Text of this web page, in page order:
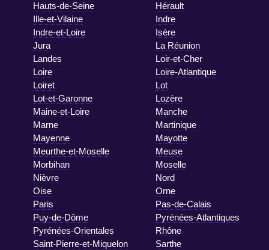
Hauts-de-Seine
Hérault
Ille-et-Vilaine
Indre
Indre-et-Loire
Isère
Jura
La Réunion
Landes
Loir-et-Cher
Loire
Loire-Atlantique
Loiret
Lot
Lot-et-Garonne
Lozère
Maine-et-Loire
Manche
Marne
Martinique
Mayenne
Mayotte
Meurthe-et-Moselle
Meuse
Morbihan
Moselle
Nièvre
Nord
Oise
Orne
Paris
Pas-de-Calais
Puy-de-Dôme
Pyrénées-Atlantiques
Pyrénées-Orientales
Rhône
Saint-Pierre-et-Miquelon
Sarthe